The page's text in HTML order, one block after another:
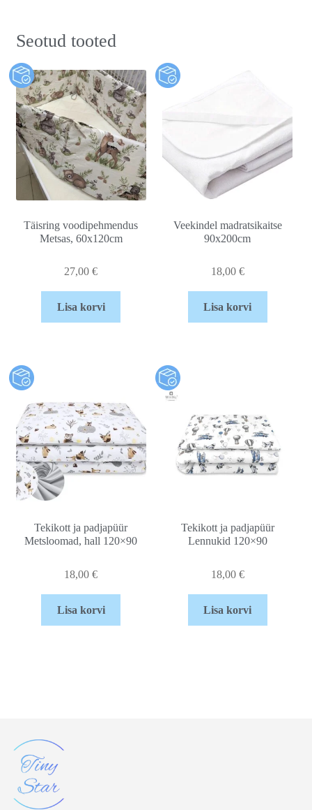
Seotud tooted
Täisring voodipehmendus
Metsas, 60x120cm
27,00€
Lisa korvi
Veekindel madratsikaitse
90x200cm
18,00 €
Lisa korvi
Tekikott ja padjapüür
Metsloomad, hall 120×90
18,00€
Lisa korvi
Tekikott ja padjapüür
Lennukid 120×90
18,00 €
Lisa korvi